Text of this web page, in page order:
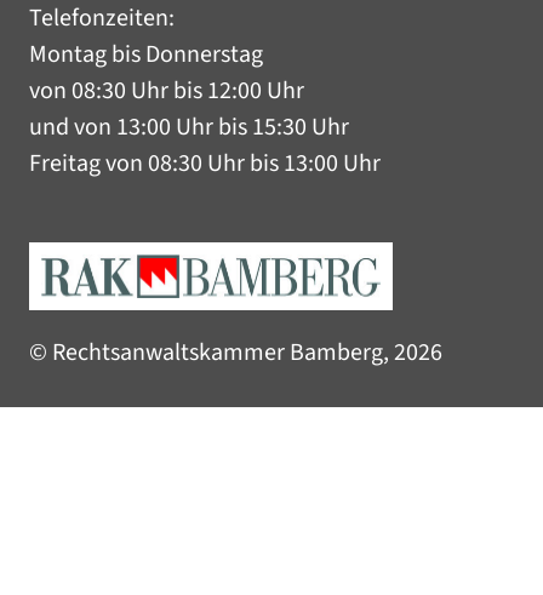
Telefonzeiten:
Montag bis Donnerstag
von 08:30 Uhr bis 12:00 Uhr
und von 13:00 Uhr bis 15:30 Uhr
Freitag von 08:30 Uhr bis 13:00 Uhr
© Rechtsanwaltskammer Bamberg, 2026